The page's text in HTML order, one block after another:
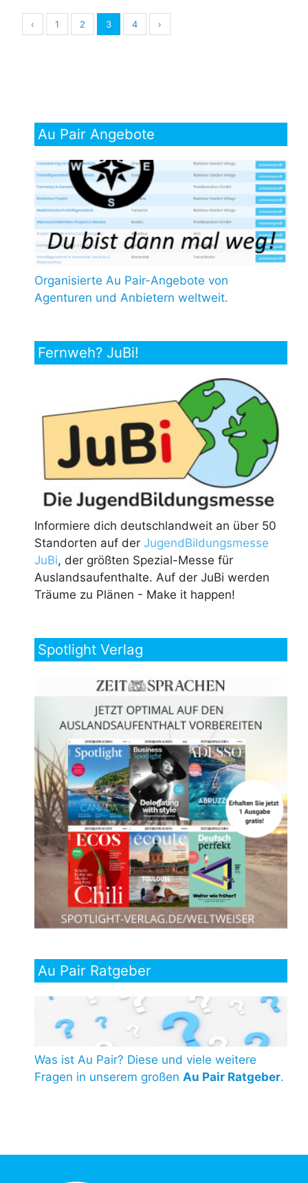
‹ 1 2 3 4 ›
Au Pair Angebote
Organisierte Au Pair-Angebote von
Agenturen und Anbietern weltweit.
Fernweh? JuBi!
Informiere dich deutschlandweit an über 50
Standorten auf der JugendBildungsmesse
JuBi, der größten Spezial-Messe für
Auslandsaufenthalte. Auf der JuBi werden
Träume zu Plänen - Make it happen!
Spotlight Verlag
Au Pair Ratgeber
Was ist Au Pair? Diese und viele weitere
Fragen in unserem großen Au Pair Ratgeber.